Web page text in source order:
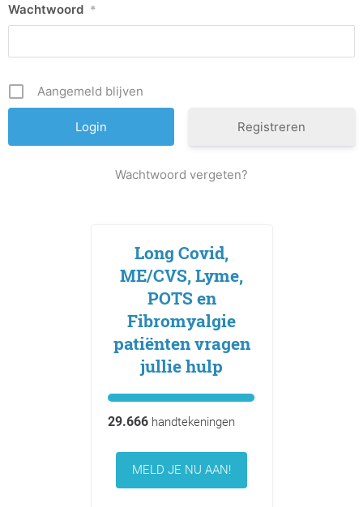
Wachtwoord *
Aangemeld blijven
Registreren
Wachtwoord vergeten?
Long Covid,
ME/CVS, Lyme,
POTS en
Fibromyalgie
patiënten vragen
jullie hulp
29.666handtekeningen
MELD JE NU AAN!